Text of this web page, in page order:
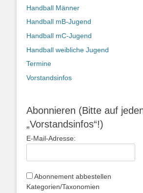
Handball Männer
Handball mB-Jugend
Handball mC-Jugend
Handball weibliche Jugend
Termine
Vorstandsinfos
Abonnieren (Bitte auf jeden
„Vorstandsinfos“!)
E-Mail-Adresse:
Abonnement abbestellen
Kategorien/Taxonomien